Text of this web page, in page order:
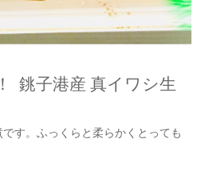
銚子港産 真イワシ生
す。ふっくらと柔らかくとっても